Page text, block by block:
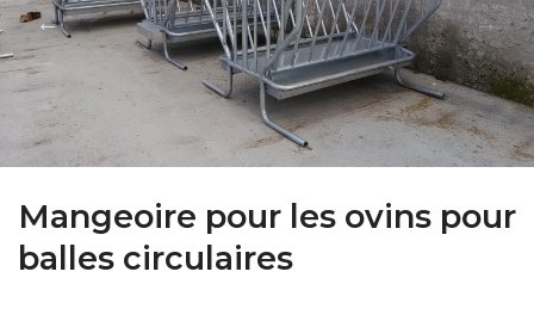
FARM CAMARA
Mangeoire pour les ovins pour
balles circulaires